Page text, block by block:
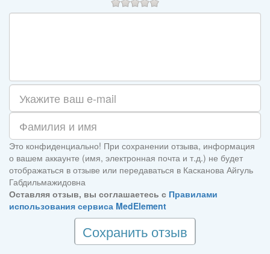
Это конфиденциально! При сохранении отзыва, информация
о вашем аккаунте (имя, электронная почта и т.д.) не будет
отображаться в отзыве или передаваться в Касканова Айгуль
Габдильмажидовна
Оставляя отзыв, вы соглашаетесь с Правилами
использования сервиса MedElement
Сохранить отзыв